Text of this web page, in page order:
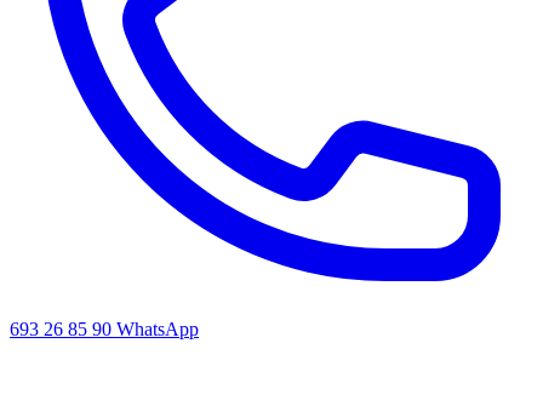
693 26 85 90 WhatsApp